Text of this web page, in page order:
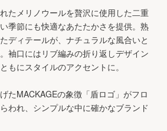
たメリノウールを贅沢に使用した二重
季節にも快適なあたたかさを提供。熟
ディテールが、ナチュラルな風合いと
袖口にはリブ編みの折り返しデザイン
もにスタイルのアクセントに。
たMACKAGEの象徴「盾ロゴ」がフロ
われ、シンプルな中に確かなブランド